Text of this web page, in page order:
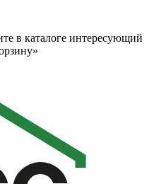
в каталоге интересующий